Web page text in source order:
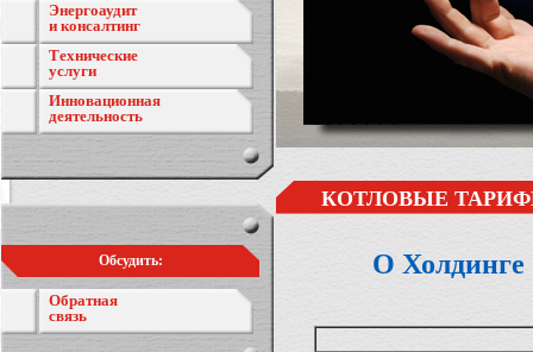
Энергоаудит
и консалтинг
Технические
услуги
Инновационная
деятельность
Обсудить:
Обратная
связь
КОТЛОВЫЕ
О Холдинге